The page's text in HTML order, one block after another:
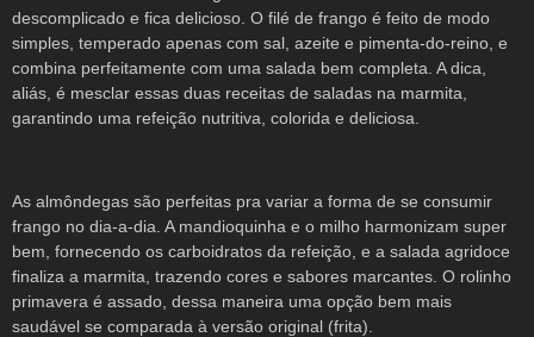
descomplicado e fica delicioso. O filé de frango é feito de modo
simples, temperado apenas com sal, azeite e pimenta-do-reino, e
combina perfeitamente com uma salada bem completa. A dica,
aliás, é mesclar essas duas receitas de saladas na marmita,
garantindo uma refeição nutritiva, colorida e deliciosa.
As almôndegas são perfeitas pra variar a forma de se consumir
frango no dia-a-dia. A mandioquinha e o milho harmonizam super
bem, fornecendo os carboidratos da refeição, e a salada agridoce
finaliza a marmita, trazendo cores e sabores marcantes. O rolinho
primavera é assado, dessa maneira uma opção bem mais
saudável se comparada à versão original (frita).